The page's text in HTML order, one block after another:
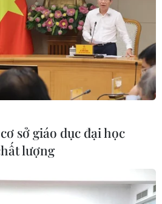
sở giáo dục đại học
lượng